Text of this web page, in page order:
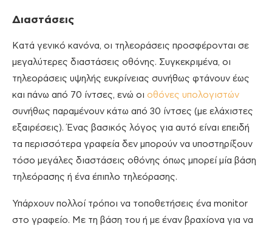
Διαστάσεις
Κατά γενικό κανόνα, οι τηλεοράσεις προσφέρονται σε
μεγαλύτερες διαστάσεις οθόνης. Συγκεκριμένα, οι
τηλεοράσεις υψηλής ευκρίνειας συνήθως φτάνουν έως
και πάνω από 70 ίντσες, ενώ οι οθόνες υπολογιστών
συνήθως παραμένουν κάτω από 30 ίντσες (με ελάχιστες
εξαιρέσεις). Ένας βασικός λόγος για αυτό είναι επειδή
τα περισσότερα γραφεία δεν μπορούν να υποστηρίξουν
τόσο μεγάλες διαστάσεις οθόνης όπως μπορεί μία βάση
τηλεόρασης ή ένα έπιπλο τηλεόρασης.
Υπάρχουν πολλοί τρόποι να τοποθετήσεις ένα monitor
στο γραφείο. Με τη βάση του ή με έναν βραχίονα για να